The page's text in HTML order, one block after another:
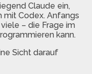
Claude ein,
mit Codex. Anfangs
– die Frage im
kann.
Sicht darauf